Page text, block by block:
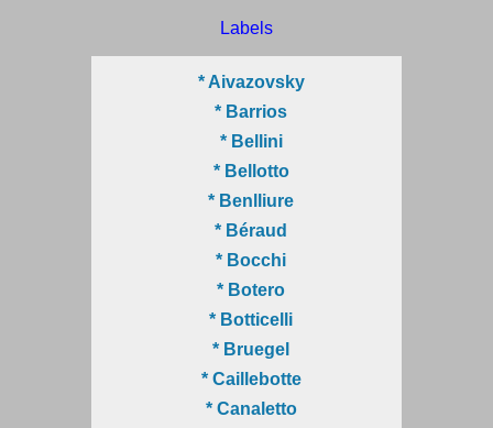
Labels
* Aivazovsky
* Barrios
* Bellini
* Bellotto
* Benlliure
* Béraud
* Bocchi
* Botero
* Botticelli
* Bruegel
* Caillebotte
* Canaletto